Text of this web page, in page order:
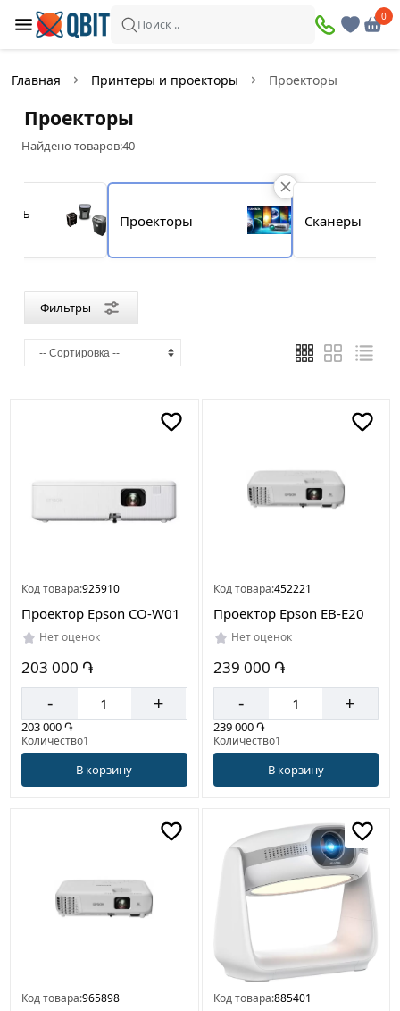
Поиск ..
0
Главная Принтеры и проекторы Проекторы
Проекторы
Найдено товаров:40
Проекторы Сканеры
Фильтры
Фильтры
наличии
скидкой
Бренд
Тайвань
Китай
Код товара:925910
Проектор Epson CO-W01
Нет оценок
203 000 ֏
- +
203 000 ֏
Количество1
В корзину
Код товара:452221
Проектор Epson EB-E20
Нет оценок
239 000 ֏
- +
239 000 ֏
Количество1
В корзину
Код товара:965898 Код товара:885401